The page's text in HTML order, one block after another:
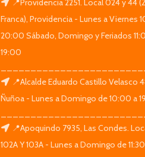
📍Providencia 2251. Local 024 y 44
Franca), Providencia - Lunes a Viernes
20:00 Sábado, Domingo y Feriados
19:00
📍Alcalde Eduardo Castillo Velasco
Ñuñoa - Lunes a Domingo de 10:00 a
📍Apoquindo 7935, Las Condes.
102A Y 103A - Lunes a Domingo de